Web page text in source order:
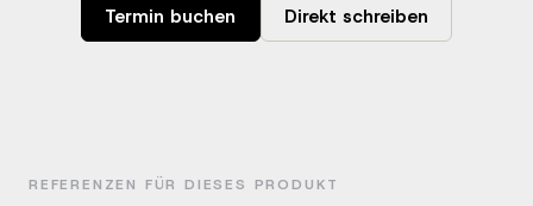
Termin buchen Direkt schreiben
REFERENZEN FÜR DIESES PRODUKT